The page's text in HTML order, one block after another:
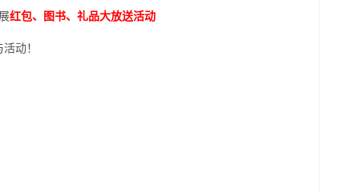
红包、图书、礼品大放送活动
动！